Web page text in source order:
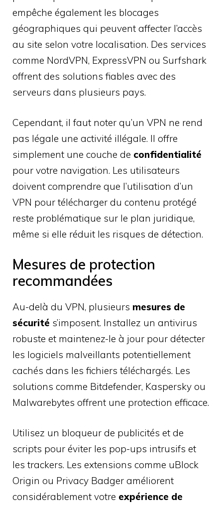
empêche également les blocages
géographiques qui peuvent affecter l’accès
au site selon votre localisation. Des services
comme NordVPN, ExpressVPN ou Surfshark
offrent des solutions fiables avec des
serveurs dans plusieurs pays.
Cependant, il faut noter qu’un VPN ne rend
pas légale une activité illégale. Il offre
simplement une couche de confidentialité
pour votre navigation. Les utilisateurs
doivent comprendre que l’utilisation d’un
VPN pour télécharger du contenu protégé
reste problématique sur le plan juridique,
même si elle réduit les risques de détection.
Mesures de protection
recommandées
Au-delà du VPN, plusieurs mesures de
sécurité s’imposent. Installez un antivirus
robuste et maintenez-le à jour pour détecter
les logiciels malveillants potentiellement
cachés dans les fichiers téléchargés. Les
solutions comme Bitdefender, Kaspersky ou
Malwarebytes offrent une protection efficace.
Utilisez un bloqueur de publicités et de
scripts pour éviter les pop-ups intrusifs et
les trackers. Les extensions comme uBlock
Origin ou Privacy Badger améliorent
considérablement votre expérience de